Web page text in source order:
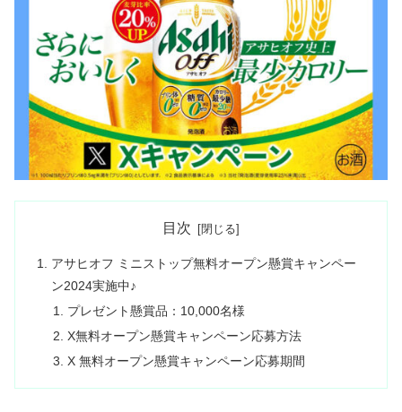
目次
アサヒオフ ミニストップ無料オープン懸賞キャンペー
ン2024実施中♪
プレゼント懸賞品：10,000名様
X無料オープン懸賞キャンペーン応募方法
X 無料オープン懸賞キャンペーン応募期間